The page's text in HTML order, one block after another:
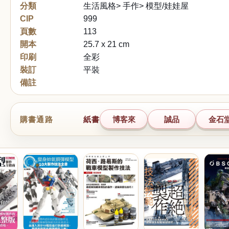
分類
生活風格> 手作> 模型/娃娃屋
CIP
999
頁數
113
開本
25.7 x 21 cm
印刷
全彩
裝訂
平裝
備註
購書通路 紙書 博客來 誠品 金石